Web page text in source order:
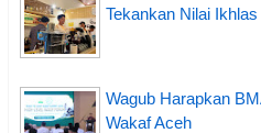
Tekankan Nilai
Wagub Harapkan
Wakaf Aceh